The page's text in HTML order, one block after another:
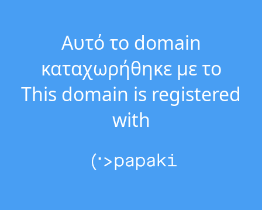
Αυτό το domain
καταχωρήθηκε με το
This domain is registered
with